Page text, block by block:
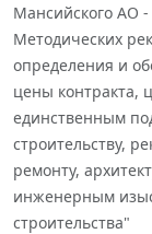
Мансийского АО
Методических
определения и
цены контракта,
единственным
строительству,
ремонту,
инженерным
строительства"